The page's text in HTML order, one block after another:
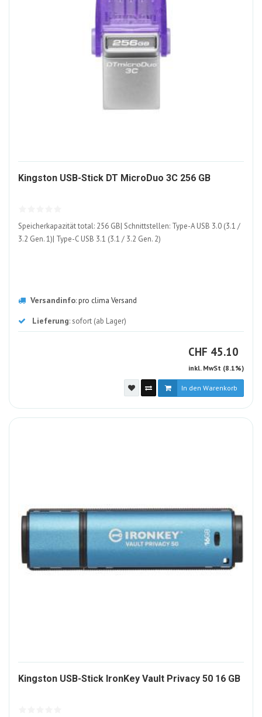
Kingston USB-Stick DT MicroDuo 3C 256 GB
Speicherkapazität total: 256 GB| Schnittstellen: Type-A USB 3.0 (3.1 /
3.2 Gen. 1)| Type-C USB 3.1 (3.1 / 3.2 Gen. 2)
Versandinfo:pro clima Versand
Lieferung: sofort (ab Lager)
CHF CHF
45.10
inkl. MwSt (8.1%)
In den Warenkorb
Kingston USB-Stick IronKey Vault Privacy 50 16 GB